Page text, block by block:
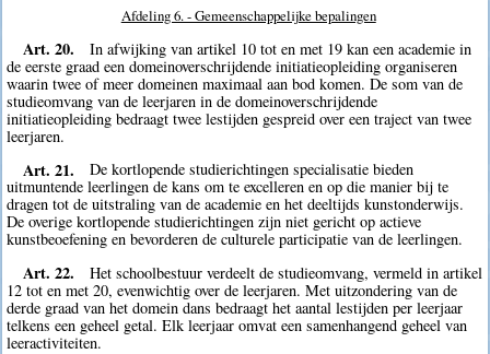
Afdeling 6. - Gemeenschappelijke bepalingen
Art. 20.
In afwijking van artikel 10 tot en met 19 kan een academie in
de eerste graad een domeinoverschrijdende initiatieopleiding organiseren
waarin twee of meer domeinen maximaal aan bod komen. De som van de
studieomvang van de leerjaren in de domeinoverschrijdende
initiatieopleiding bedraagt twee lestijden gespreid over een traject van twee
leerjaren.
Art. 21.
De kortlopende studierichtingen specialisatie bieden
uitmuntende leerlingen de kans om te excelleren en op die manier bij te
dragen tot de uitstraling van de academie en het deeltijds kunstonderwijs.
De overige kortlopende studierichtingen zijn niet gericht op actieve
kunstbeoefening en bevorderen de culturele participatie van de leerlingen.
Art. 22.
Het schoolbestuur verdeelt de studieomvang, vermeld in artikel
12 tot en met 20, evenwichtig over de leerjaren. Met uitzondering van de
derde graad van het domein dans bedraagt het aantal lestijden per leerjaar
telkens een geheel getal. Elk leerjaar omvat een samenhangend geheel van
leeractiviteiten.